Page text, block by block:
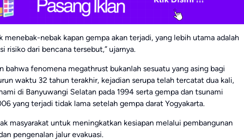
menebak-nebak kapan gempa akan terjadi, yang lebih utama adalah
risiko dari bencana tersebut,” ujarnya.
bahwa fenomena megathrust bukanlah sesuatu yang asing bagi
waktu 32 tahun terakhir, kejadian serupa telah tercatat dua kali,
di Banyuwangi Selatan pada 1994 serta gempa dan tsunami
yang terjadi tidak lama setelah gempa darat Yogyakarta.
masyarakat untuk meningkatkan kesiapan melalui pembangunan
pengenalan jalur evakuasi.